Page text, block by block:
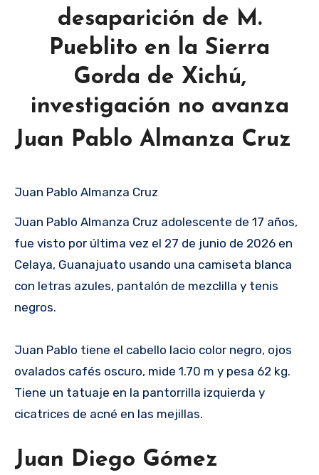
desaparición de M.
Pueblito en la Sierra
Gorda de Xichú,
investigación no avanza
Juan Pablo Almanza Cruz
Juan Pablo Almanza Cruz
Juan Pablo Almanza Cruz adolescente de 17 años,
fue visto por última vez el 27 de junio de 2026 en
Celaya, Guanajuato usando una camiseta blanca
con letras azules, pantalón de mezclilla y tenis
negros.
Juan Pablo tiene el cabello lacio color negro, ojos
ovalados cafés oscuro, mide 1.70 m y pesa 62 kg.
Tiene un tatuaje en la pantorrilla izquierda y
cicatrices de acné en las mejillas.
Juan Diego Gómez